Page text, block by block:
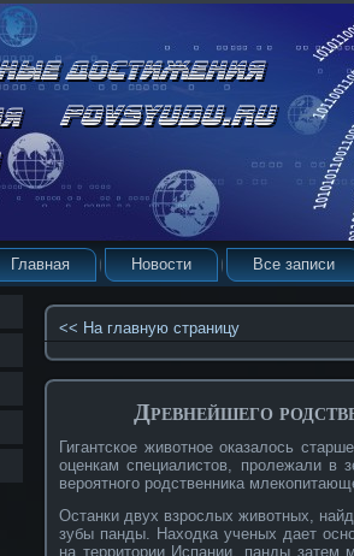
Главная Новости Все записи
<< На главную страницу
Древнейшего
Гигантское животное оказалось
оценкам специалистов, пролежали
вероятного родственника
Останки двух взрослых животных,
зубы панды. Находка ученых дает
на территории Испании, панды затем